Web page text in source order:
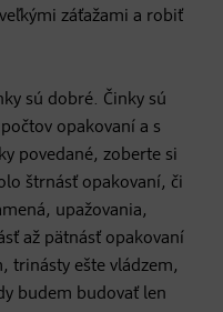
záťažami a robiť
sú dobré. Činky sú
opakovaní a s
povedané, zoberte si
štrnásť opakovaní, či
upažovania,
až pätnásť opakovaní
trinásty ešte vládzem,
budem budovať len